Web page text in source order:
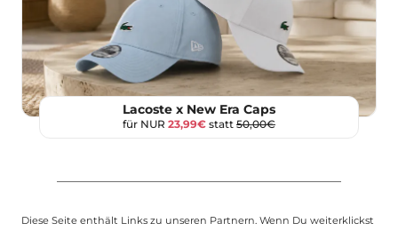
Lacoste x New Era Caps
für NUR 23,99€ statt 50,00€
Diese Seite enthält Links zu unseren Partnern. Wenn Du weiterklickst